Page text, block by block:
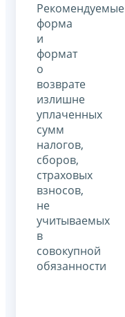
Рекомендуемые
форма
и
формат
о
возврате
излишне
уплаченных
сумм
налогов,
сборов,
страховых
взносов,
не
учитываемых
в
совокупной
обязанности